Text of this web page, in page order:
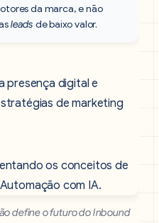
da marca, e não
leads de baixo valor.
presença digital e
de marketing
define o futuro do Inbound